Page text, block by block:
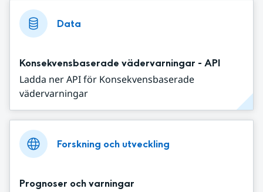
Data
Konsekvensbaserade vädervarningar - API
Ladda ner API för Konsekvensbaserade
vädervarningar
Forskning och utveckling
Prognoser och varningar